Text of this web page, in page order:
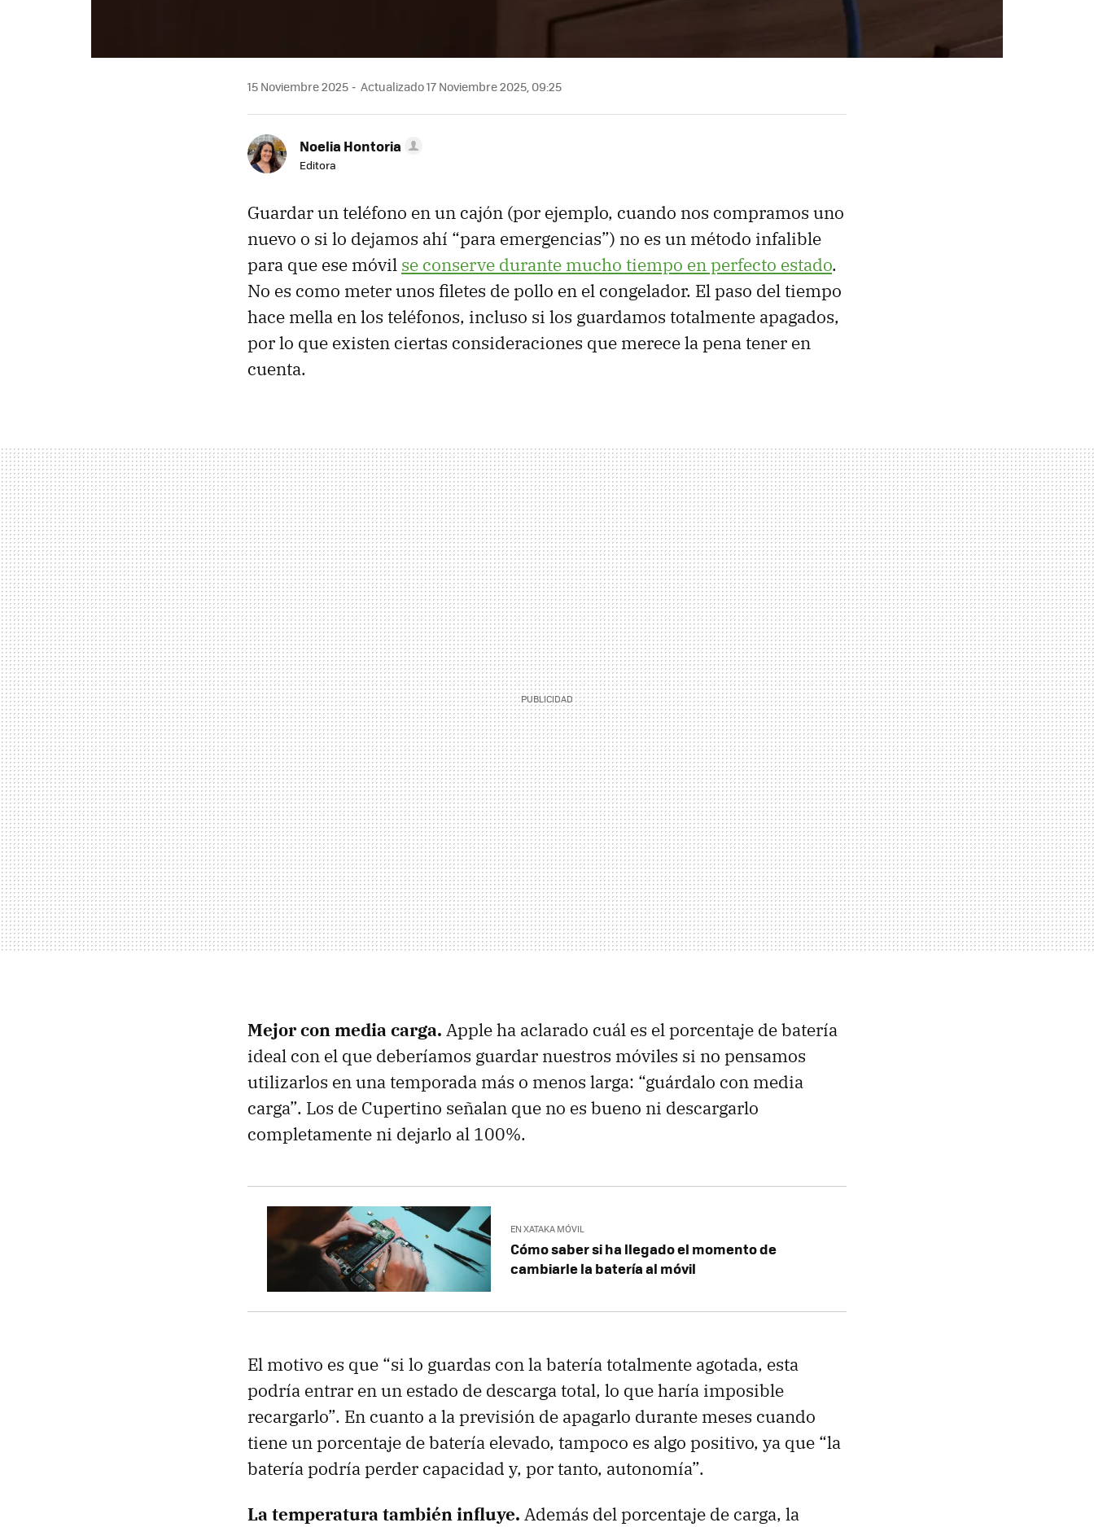
15 Noviembre 2025 Actualizado 17 Noviembre 2025, 09:25
Noelia Hontoria
Editora
Guardar un teléfono en un cajón (por ejemplo, cuando nos compramos uno
nuevo o si lo dejamos ahí “para emergencias”) no es un método infalible
para que ese móvil se conserve durante mucho tiempo en perfecto estado.
No es como meter unos filetes de pollo en el congelador. El paso del tiempo
hace mella en los teléfonos, incluso si los guardamos totalmente apagados,
por lo que existen ciertas consideraciones que merece la pena tener en
cuenta.
Mejor con media carga. Apple ha aclarado cuál es el porcentaje de batería
ideal con el que deberíamos guardar nuestros móviles si no pensamos
utilizarlos en una temporada más o menos larga: “guárdalo con media
carga”. Los de Cupertino señalan que no es bueno ni descargarlo
completamente ni dejarlo al 100%.
EN XATAKA MÓVIL
Cómo saber si ha llegado el momento de
cambiarle la batería al móvil
El motivo es que “si lo guardas con la batería totalmente agotada, esta
podría entrar en un estado de descarga total, lo que haría imposible
recargarlo”. En cuanto a la previsión de apagarlo durante meses cuando
tiene un porcentaje de batería elevado, tampoco es algo positivo, ya que “la
batería podría perder capacidad y, por tanto, autonomía”.
La temperatura también influye. Además del porcentaje de carga, la